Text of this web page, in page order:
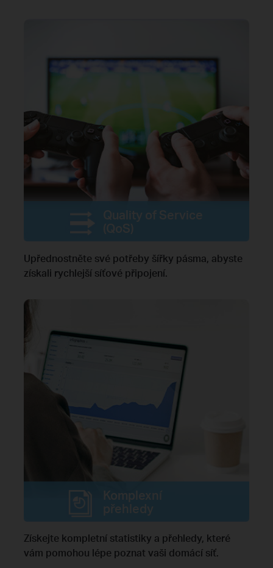
Quality of Service
(QoS)
Upřednostněte své potřeby šířky pásma, abyste
získali rychlejší síťové připojení.
Komplexní
přehledy
Získejte kompletní statistiky a přehledy, které
vám pomohou lépe poznat vaši domácí síť.